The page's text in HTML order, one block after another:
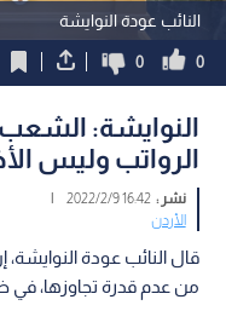
النائب عودة النوايشة
0
0
النوايشة: الشعب
الرواتب وليس
نشر :16:42 2022/2/9
|
الأردن
قال النائب عودة
من عدم قدرة تجاوزها، في